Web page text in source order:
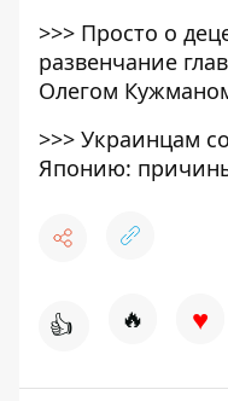
>>> Просто о
развенчание
Олегом
>>> Украинцам
Японию:
👍 🔥 ♥